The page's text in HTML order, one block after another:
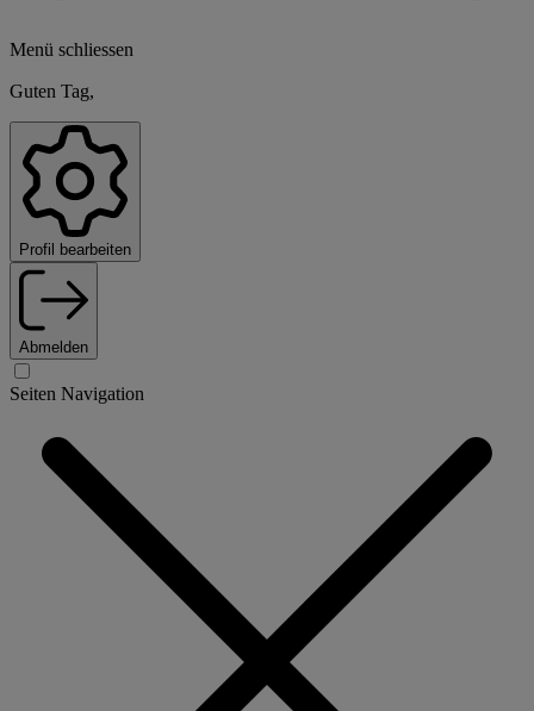
Menü schliessen
Guten Tag,
Profil bearbeiten
Abmelden
Seiten Navigation